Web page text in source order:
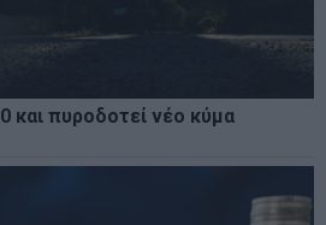
και πυροδοτεί νέο κύμα